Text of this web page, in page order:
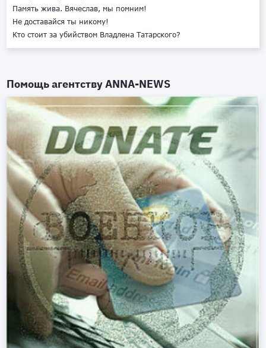
Память жива. Вячеслав, мы помним!
Не доставайся ты никому!
Кто стоит за убийством Владлена Татарского?
Помощь агентствуANNA-NEWS